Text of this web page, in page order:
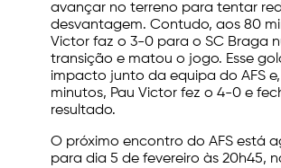
avançar no terreno para tentar
desvantagem. Contudo, aos 80
Victor faz o 3-0 para o SC Braga
transição e matou o jogo. Esse
impacto junto da equipa do AFS
minutos, Pau Victor fez o 4-0 e
resultado.
O próximo encontro do AFS está
para dia 5 de fevereiro às 20h45,